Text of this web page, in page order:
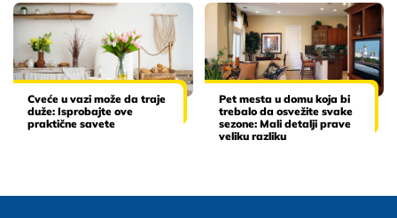
Cveće u vazi može da traje
duže: Isprobajte ove
praktične savete
Pet mesta u domu koja bi
trebalo da osvežite svake
sezone: Mali detalji prave
veliku razliku